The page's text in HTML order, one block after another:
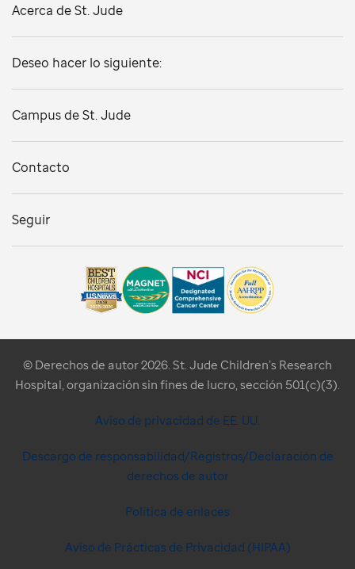
Acerca de St. Jude
Deseo hacer lo siguiente:
Campus de St. Jude
Contacto
Seguir
© Derechos de autor 2026. St. Jude Children’s Research
Hospital, organización sin fines de lucro, sección 501(c)(3).
Aviso de privacidad de EE. UU.
Descargo de responsabilidad/Registros/Declaración de
derechos de autor
Política de enlaces
Aviso de Prácticas de Privacidad (HIPAA)